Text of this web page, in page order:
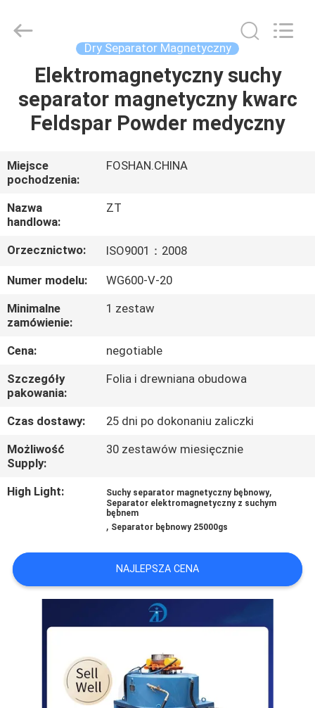
DOM
PRODUKTY
O
NAS
WYCIECZKA
PO
FABRYCE
KONTROLA
JAKOŚCI
SKONTAKTUJ
SIĘ
Z
NAMI
WIADOMOŚCI
WIEDZA
PRZYPADKI
PRIVACY
Dry Separator Magnetyczny
Elektromagnetyczny suchy
separator magnetyczny kwarc
Feldspar Powder medyczny
Miejsce
pochodzenia:
FOSHAN.CHINA
Nazwa
handlowa:
ZT
Orzecznictwo: ISO9001：2008
Numer modelu:
WG600-V-20
Minimalne
zamówienie:
1 zestaw
Cena:
negotiable
Szczegóły
pakowania:
Folia i drewniana obudowa
Czas dostawy:
25 dni po dokonaniu zaliczki
Możliwość
Supply:
30 zestawów miesięcznie
High Light: Suchy separator magnetyczny bębnowy,
Separator elektromagnetyczny z suchym
bębnem
, Separator bębnowy 25000gs
NAJLEPSZA CENA